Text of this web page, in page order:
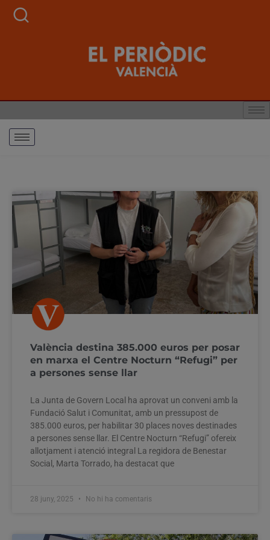
València destina 385.000 euros per posar
en marxa el Centre Nocturn “Refugi” per
a persones sense llar
La Junta de Govern Local ha aprovat un conveni amb la
Fundació Salut i Comunitat, amb un pressupost de
385.000 euros, per habilitar 30 places noves destinades
a persones sense llar. El Centre Nocturn “Refugi” ofereix
allotjament i atenció integral La regidora de Benestar
Social, Marta Torrado, ha destacat que
28 juny, 2025 No hi ha comentaris